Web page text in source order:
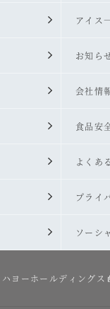
アイス
お知ら
会社情
食品安
よくあ
プライ
ソーシ
ハヨーホールディングス